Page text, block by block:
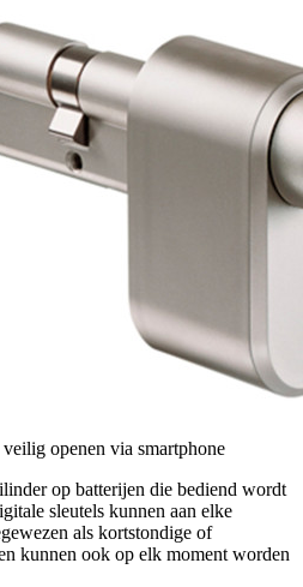
openen via smartphone
op batterijen die bediend wordt
sleutels kunnen aan elke
als kortstondige of
kunnen ook op elk moment worden